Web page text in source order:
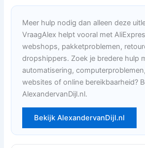
Meer hulp nodig dan alleen deze
VraagAlex helpt vooral met
webshops, pakketproblemen,
dropshippers. Zoek je bredere hulp
automatisering,
websites of online bereikbaarheid?
AlexandervanDijl.nl.
Bekijk AlexandervanDijl.nl